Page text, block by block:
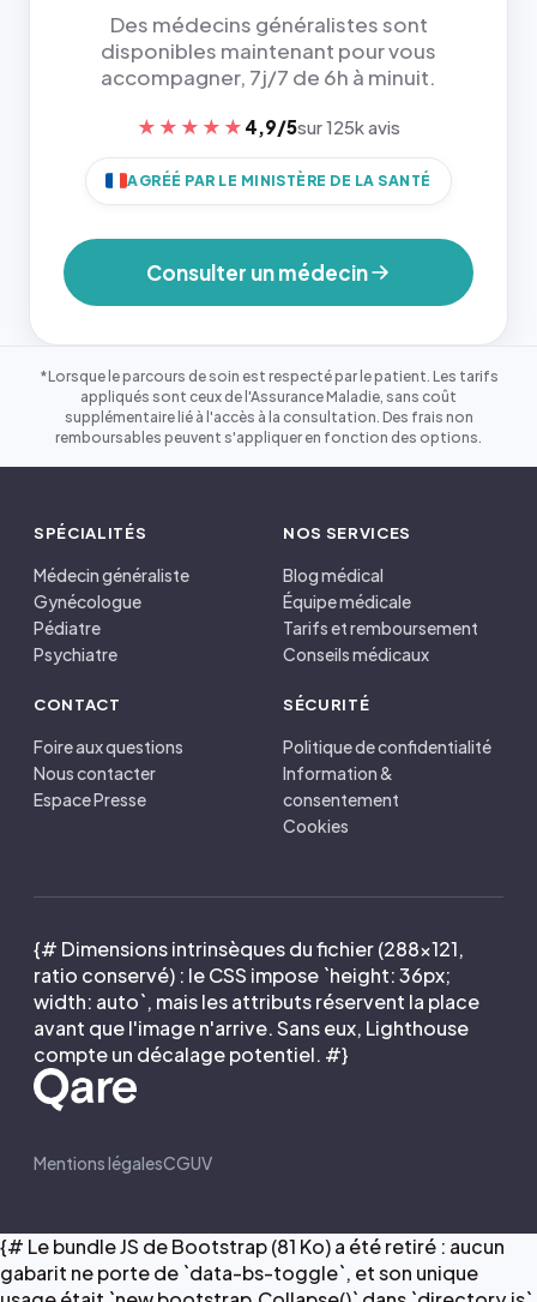
Des médecins généralistes sont
disponibles maintenant pour vous
accompagner, 7j/7 de 6h à minuit.
★★★★★ 4,9/5sur 125k avis
AGRÉÉ PAR LE MINISTÈRE DE LA SANTÉ
Consulter un médecin
*Lorsque le parcours de soin est respecté par le patient. Les tarifs
appliqués sont ceux de l'Assurance Maladie, sans coût
supplémentaire lié à l'accès à la consultation. Des frais non
remboursables peuvent s'appliquer en fonction des options.
SPÉCIALITÉS
Médecin généraliste
Gynécologue
Pédiatre
Psychiatre
NOS SERVICES
Blog médical
Équipe médicale
Tarifs et remboursement
Conseils médicaux
CONTACT
Foire aux questions
Nous contacter
Espace Presse
SÉCURITÉ
Politique de confidentialité
Information &
consentement
Cookies
{# Dimensions intrinsèques du fichier (288×121,
ratio conservé) : le CSS impose `height: 36px;
width: auto`, mais les attributs réservent la place
avant que l'image n'arrive. Sans eux, Lighthouse
compte un décalage potentiel. #}
Mentions légalesCGUV
{# Le bundle JS de Bootstrap (81 Ko) a été retiré : aucun
gabarit ne porte de `data-bs-toggle`, et son unique